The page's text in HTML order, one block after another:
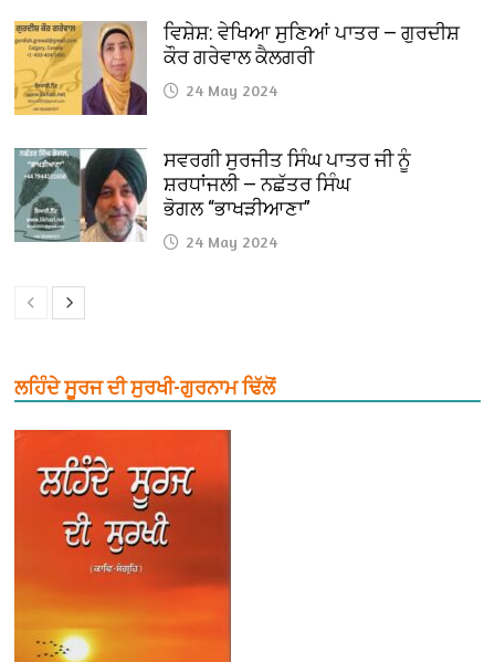
ਵਿਸ਼ੇਸ਼: ਵੇਖਿਆ ਸੁਣਿਆਂ ਪਾਤਰ — ਗੁਰਦੀਸ਼
ਕੌਰ ਗਰੇਵਾਲ ਕੈਲਗਰੀ
24 May 2024
ਸਵਰਗੀ ਸੁਰਜੀਤ ਸਿੰਘ ਪਾਤਰ ਜੀ ਨੂੰ
ਸ਼ਰਧਾਂਜਲੀ — ਨਛੱਤਰ ਸਿੰਘ
ਭੋਗਲ “ਭਾਖੜੀਆਣਾ”
24 May 2024
ਲਹਿੰਦੇ ਸੂਰਜ ਦੀ ਸੁਰਖੀ-ਗੁਰਨਾਮ ਢਿੱਲੋਂ